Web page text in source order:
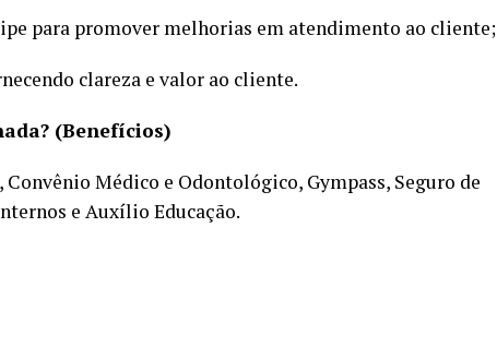
para promover melhorias em atendimento ao cliente;
clareza e valor ao cliente.
(Benefícios)
Médico e Odontológico, Gympass, Seguro de
e Auxílio Educação.